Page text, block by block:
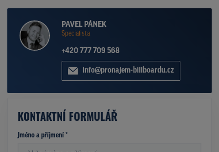
PAVEL PÁNEK
Specialista
+420 777 709 568
info@pronajem-billboardu.cz
KONTAKTNÍ FORMULÁŘ
Jméno a příjmení *